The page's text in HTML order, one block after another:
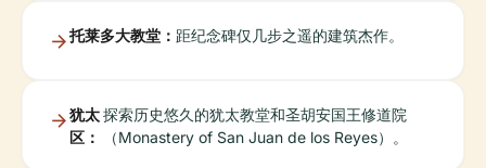
托莱多大教堂： 距纪念碑仅几步之遥的建筑杰作。
犹太
区：
探索历史悠久的犹太教堂和圣胡安国王修道院
（Monastery of San Juan de los Reyes）。